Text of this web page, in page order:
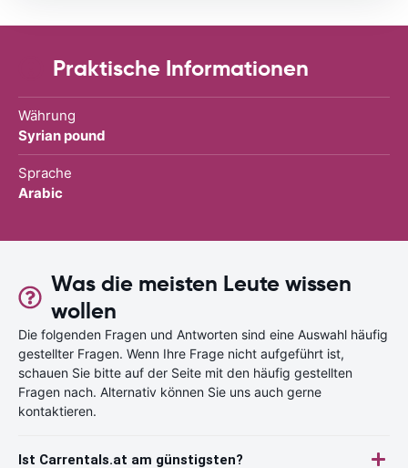
Praktische Informationen
Währung
Syrian pound
Sprache
Arabic
Was die meisten Leute wissen
wollen
Die folgenden Fragen und Antworten sind eine Auswahl häufig
gestellter Fragen. Wenn Ihre Frage nicht aufgeführt ist,
schauen Sie bitte auf der Seite mit den häufig gestellten
Fragen nach. Alternativ können Sie uns auch gerne
kontaktieren.
Ist Carrentals.at am günstigsten?